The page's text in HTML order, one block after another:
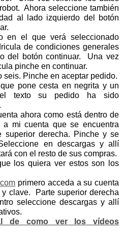
Ahora seleccione también
al lado izquierdo del botón
en el que verá seleccionado
de condiciones generales
del botón continuar. Una vez
pinche en continuar.
seis. Pinche en aceptar pedido.
pone cesta en negrita y un
texto su pedido ha sido
ahora como está dentro de
mi cuenta que se encuentra
superior derecha. Pinche y se
en descargas y allí
con el resto de sus compras.
los quiera ver estos son los
primero acceda a su cuenta
clave. Parte superior derecha
seleccione descargas y allí
de como ver los vídeos